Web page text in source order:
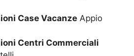
Case Vacanze Appio
Centri Commerciali